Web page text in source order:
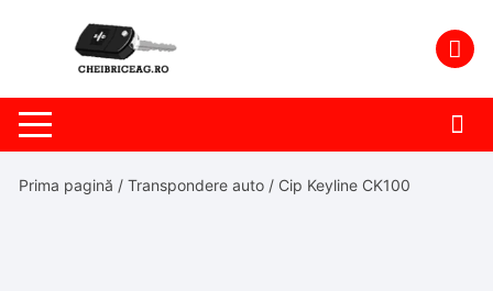
Prima pagină /Transpondere auto / Cip Keyline CK100